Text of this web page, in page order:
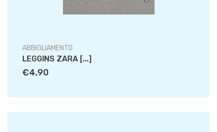
ABBIGLIAMENTO
LEGGINS ZARA [...]
€4,90